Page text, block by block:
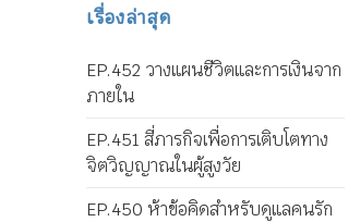
เรื่องล่าสุด
EP.452 วางแผนชีวิตและการเงินจาก
ภายใน
EP.451 สี่ภารกิจเพื่อการเติบโตทาง
จิตวิญญาณในผู้สูงวัย
EP.450 ห้าข้อคิดสำหรับดูแลคนรัก